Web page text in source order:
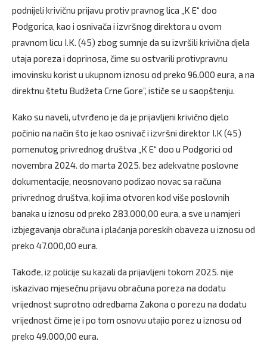
podnijeli krivičnu prijavu protiv pravnog lica „K E“ doo
Podgorica, kao i osnivača i izvršnog direktora u ovom
pravnom licu I.K. (45) zbog sumnje da su izvršili krivična djela
utaja poreza i doprinosa, čime su ostvarili protivpravnu
imovinsku korist u ukupnom iznosu od preko 96.000 eura, a na
direktnu štetu Budžeta Crne Gore”, ističe se u saopštenju.
Kako su naveli, utvrđeno je da je prijavljeni krivično djelo
počinio na način što je kao osnivač i izvršni direktor I.K (45)
pomenutog privrednog društva „K E“ doo u Podgorici od
novembra 2024. do marta 2025. bez adekvatne poslovne
dokumentacije, neosnovano podizao novac sa računa
privrednog društva, koji ima otvoren kod više poslovnih
banaka u iznosu od preko 283.000,00 eura, a sve u namjeri
izbjegavanja obračuna i plaćanja poreskih obaveza u iznosu od
preko 47.000,00 eura.
Takođe, iz policije su kazali da prijavljeni tokom 2025. nije
iskazivao mjesečnu prijavu obračuna poreza na dodatu
vrijednost suprotno odredbama Zakona o porezu na dodatu
vrijednost čime je i po tom osnovu utajio porez u iznosu od
preko 49.000,00 eura.